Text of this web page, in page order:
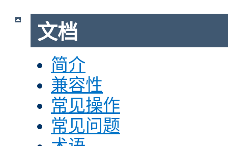
文档
简介
兼容性
常见操作
常见问题